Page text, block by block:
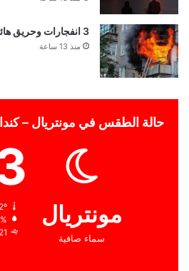
3 انفجارات وحريق هائل في مصنع كيماويات برازيلي
منذ 13 ساعة
حالة الطقس في مونتريال – كندا
مونتريال
سماء صافية
24º - 22º
1.21